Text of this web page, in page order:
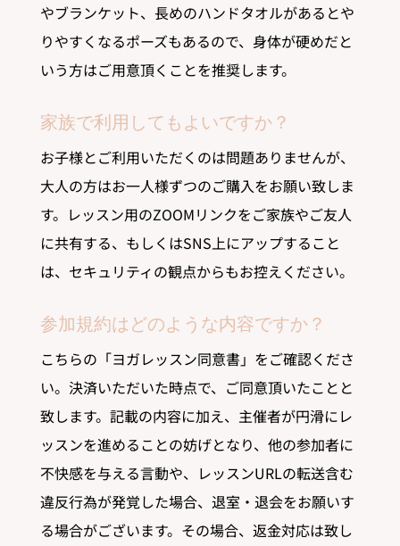
やブランケット、長めのハンドタオルがあるとや
りやすくなるポーズもあるので、身体が硬めだと
いう方はご用意頂くことを推奨します。
家族で利用してもよいですか？
お子様とご利用いただくのは問題ありませんが、
大人の方はお一人様ずつのご購入をお願い致しま
す。レッスン用のZOOMリンクをご家族やご友人
に共有する、もしくはSNS上にアップすること
は、セキュリティの観点からもお控えください。
参加規約はどのような内容ですか？
こちらの「ヨガレッスン同意書」をご確認くださ
い。決済いただいた時点で、ご同意頂いたことと
致します。記載の内容に加え、主催者が円滑にレ
ッスンを進めることの妨げとなり、他の参加者に
不快感を与える言動や、レッスンURLの転送含む
違反行為が発覚した場合、退室・退会をお願いす
る場合がございます。その場合、返金対応は致し